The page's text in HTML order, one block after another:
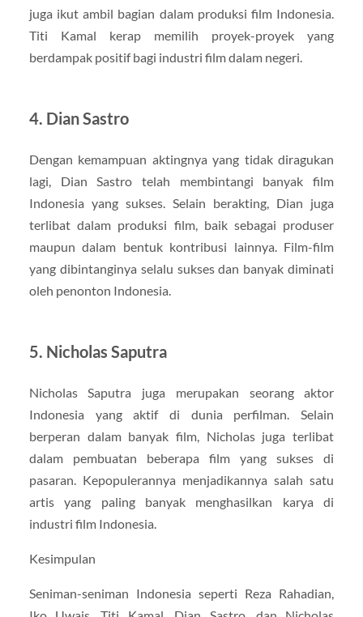
juga ikut ambil bagian dalam produksi film Indonesia.
Titi Kamal kerap memilih proyek-proyek yang
berdampak positif bagi industri film dalam negeri.
4. Dian Sastro
Dengan kemampuan aktingnya yang tidak diragukan
lagi, Dian Sastro telah membintangi banyak film
Indonesia yang sukses. Selain berakting, Dian juga
terlibat dalam produksi film, baik sebagai produser
maupun dalam bentuk kontribusi lainnya. Film-film
yang dibintanginya selalu sukses dan banyak diminati
oleh penonton Indonesia.
5. Nicholas Saputra
Nicholas Saputra juga merupakan seorang aktor
Indonesia yang aktif di dunia perfilman. Selain
berperan dalam banyak film, Nicholas juga terlibat
dalam pembuatan beberapa film yang sukses di
pasaran. Kepopulerannya menjadikannya salah satu
artis yang paling banyak menghasilkan karya di
industri film Indonesia.
Kesimpulan
Seniman-seniman Indonesia seperti Reza Rahadian,